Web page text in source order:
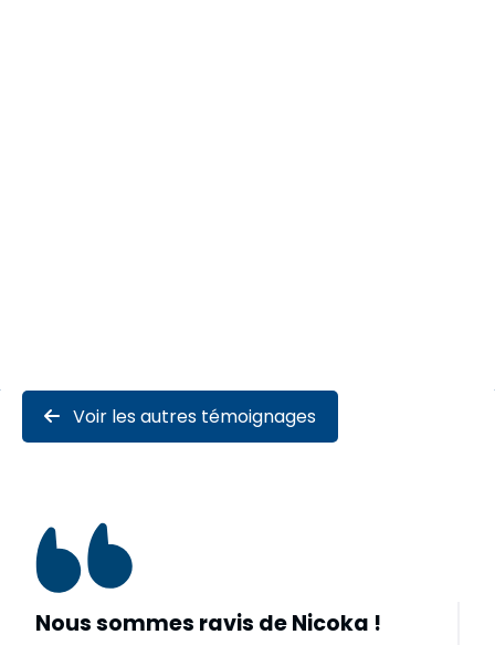
Voir les autres témoignages
Nous sommes ravis de Nicoka !